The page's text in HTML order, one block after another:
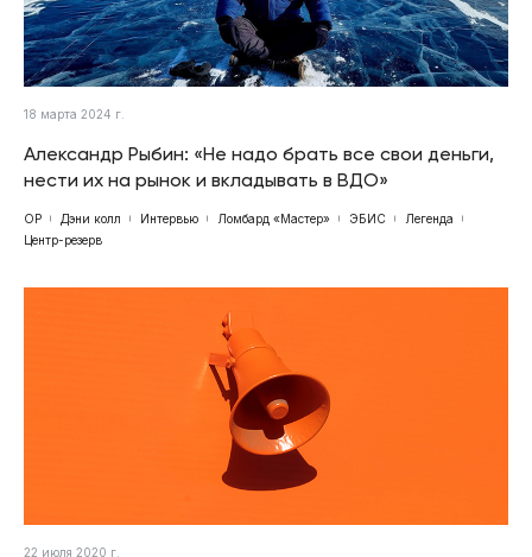
18 марта 2024 г.
Александр Рыбин: «Не надо брать все свои деньги,
нести их на рынок и вкладывать в ВДО»
ОР Дэни колл Интервью Ломбард «Мастер» ЭБИС
Легенда
Центр-резерв
22 июля 2020 г.